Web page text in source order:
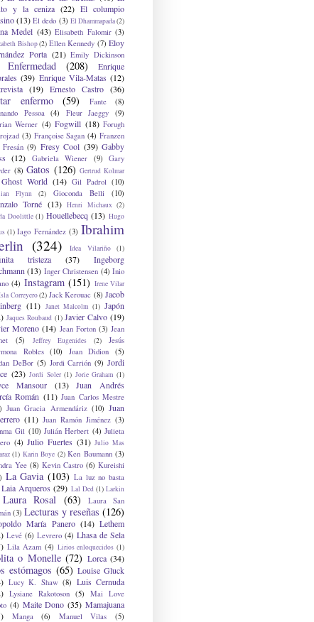
y la ceniza (22) El columpio
(13) El dedo (3) El Dhammapada(2)
Medel (43) Elisabeth Falomir (3)
Bishop(2) Ellen Kennedy (7) Eloy
Porta (21) Emily Dickinson
Enfermedad (208)
Enrique
(39) Enrique Vila-Matas (12)
(19) Ernesto Castro (36)
enfermo (59) Fante
(8)
Pessoa
(4) Fleur Jaeggy
(9)
Werner (4) Fogwill (18) Forugh
(3) Françoise Sagan (4) Franzen
Fresán (9) Fresy Cool (39) Gabby
(12) Gabriela Wiener (9)
Gary
(8) Gatos (126) Gertrud Kolmar
Ghost World (14) Gil Padrol (10)
Flynn (2) Gioconda Belli (10)
Torné (13) Henri Michaux (2)
Doolittle (1) Houellebecq (13) Hugo
(1) Iago Fernández (3) Ibrahim
(324) Idea Vilariño (1)
tristeza (37)
Ingeborg
(13) Inger Christensen (4) Inio
(4) Instagram (151) Irene Vilar
Correyero(2) Jack Kerouac (8) Jacob
(11) Janet Malcolm (1) Japón
Jaques Roubaud (1) Javier Calvo (19)
Moreno (14) Jean Forton (3) Jean
(5) Jeffrey Eugenides (2)
Jesús
Robles
(10) Joan Didion
(5)
DeBor (5) Jordi Carrión (9) Jordi
(23) Jordi Soler (1) Jorie Graham (1)
Mansour (13)
Juan Andrés
Román (11) Juan Carlos Mestre
Juan Gracia Armendáriz (10) Juan
(11) Juan Ramón Jiménez (3)
Gil (10) Julián Herbert (4) Julieta
(4) Julio Fuertes (31) Julio Mas
(1) Karin Boye (2) Ken Baumann (3)
Yee (8) Kevin Castro (6) Kureishi
La Gavia (103) La luz no basta
Laia Arqueros (29) Lal Ded (1) Larkin
Laura Rosal (63)
Laura San
(3) Lecturas y reseñas (126)
María Panero (14) Lethem
Levé (6) Levrero (4) Lhasa de Sela
Lila Azam (4) Lirios enloquecidos (1)
o Monelle (72) Lorca (34)
estómagos (65) Louise Gluck
Lucy K. Shaw (8) Luis Cernuda
Lysiane Rakotoson (5)
Mai Love
(4) Maite Dono (35) Mamajuana
Manga (6) Manuel Vilas (5)